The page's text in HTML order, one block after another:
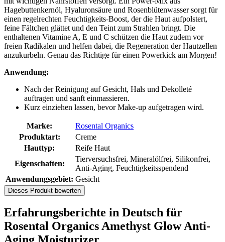
Hagebuttenkernöl, Hyaluronsäure und Rosenblütenwasser sorgt für
einen regelrechten Feuchtigkeits-Boost, der die Haut aufpolstert,
feine Fältchen glättet und den Teint zum Strahlen bringt. Die
enthaltenen Vitamine A, E und C schützen die Haut zudem vor
freien Radikalen und helfen dabei, die Regeneration der Hautzellen
anzukurbeln. Genau das Richtige für einen Powerkick am Morgen!
Anwendung:
Nach der Reinigung auf Gesicht, Hals und Dekolleté
auftragen und sanft einmassieren.
Kurz einziehen lassen, bevor Make-up aufgetragen wird.
Marke:
Rosental Organics
Produktart:
Creme
Hauttyp:
Reife Haut
Eigenschaften:
Tierversuchsfrei, Mineralölfrei, Silikonfrei,
Anti-Aging, Feuchtigkeitsspendend
Anwendungsgebiet: Gesicht
Dieses Produkt bewerten
Erfahrungsberichte in Deutsch für
Rosental Organics Amethyst Glow Anti-